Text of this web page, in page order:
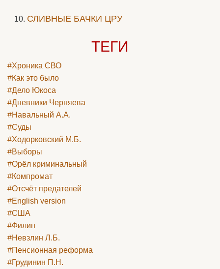
СЛИВНЫЕ БАЧКИ ЦРУ
ТЕГИ
#Хроника СВО
#Как это было
#Дело Юкоса
#Дневники Черняева
#Навальный А.А.
#Суды
#Ходорковский М.Б.
#Выборы
#Орёл криминальный
#Компромат
#Отсчёт предателей
#English version
#США
#Филин
#Невзлин Л.Б.
#Пенсионная реформа
#Грудинин П.Н.